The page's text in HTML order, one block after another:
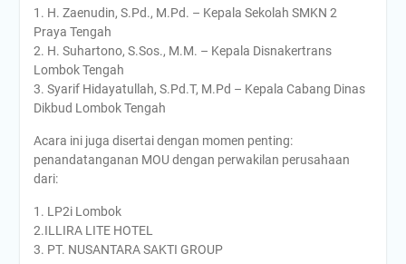
PRA – MASA PENGENALAN
LINGKUNGAN SATUAN
PENDIDIKAN RAMAH SMKN
2 PRAYA TENGAH TAHUN
PELAJARAN 2025/2026
APEL PERINGATAN
PENYERAHAN PIALA AiSO
Upacara memperingati Hari
TENGAH.
Tunggu apa lagi? Daftarkan
diri anda di sekolah kami
1. H. Zaenudin, S.Pd., M.Pd. – Kepala Sekolah SMKN 2
Praya Tengah
2. H. Suhartono, S.Sos., M.M. – Kepala Disnakertrans
Lombok Tengah
3. Syarif Hidayatullah, S.Pd.T, M.Pd – Kepala Cabang Dinas
Dikbud Lombok Tengah
Acara ini juga disertai dengan momen penting:
penandatanganan MOU dengan perwakilan perusahaan
dari:
1. LP2i Lombok
2.ILLIRA LITE HOTEL
3. PT. NUSANTARA SAKTI GROUP